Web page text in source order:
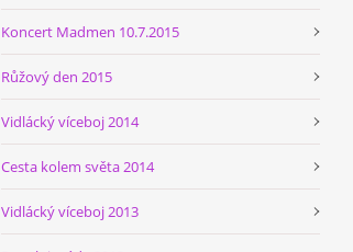
Koncert Madmen 10.7.2015
Růžový den 2015
Vidlácký víceboj 2014
Cesta kolem světa 2014
Vidlácký víceboj 2013